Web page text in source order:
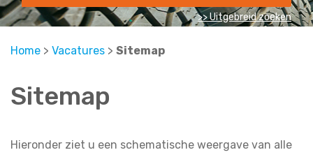
>> Uitgebreid zoeken
Home > Vacatures > Sitemap
Sitemap
Hieronder ziet u een schematische weergave van alle